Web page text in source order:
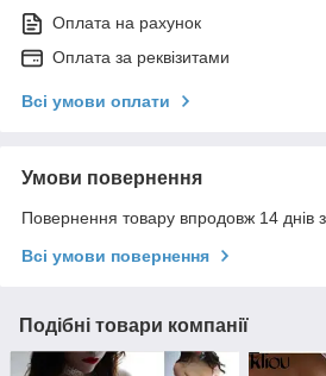
Оплата на рахунок
Оплата за реквізитами
Всі умови оплати
Умови повернення
Повернення товару впродовж 14 днів
Всі умови повернення
Подібні товари компанії